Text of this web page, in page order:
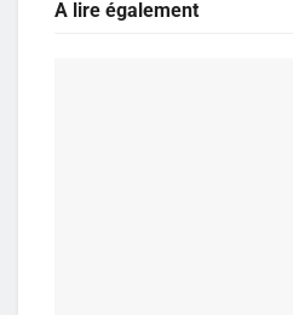
A lire également